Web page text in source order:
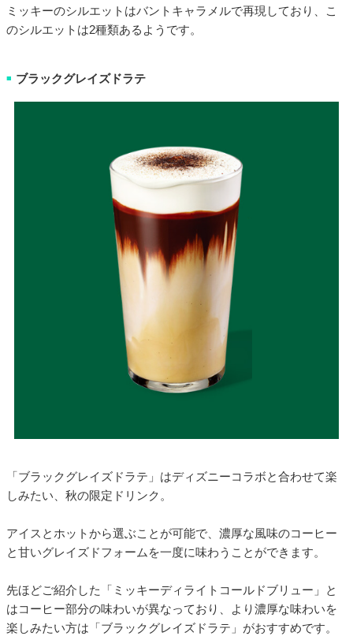
ミッキーのシルエットはバントキャラメルで再現しており、こ
のシルエットは2種類あるようです。
■ ブラックグレイズドラテ
「ブラックグレイズドラテ」はディズニーコラボと合わせて楽
しみたい、秋の限定ドリンク。
アイスとホットから選ぶことが可能で、濃厚な風味のコーヒー
と甘いグレイズドフォームを一度に味わうことができます。
先ほどご紹介した「ミッキーディライトコールドブリュー」と
はコーヒー部分の味わいが異なっており、より濃厚な味わいを
楽しみたい方は「ブラックグレイズドラテ」がおすすめです。